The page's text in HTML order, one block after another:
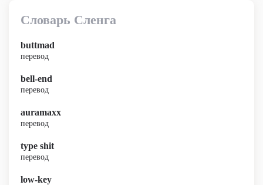
Словарь Сленга
buttmad
перевод
bell-end
перевод
auramaxx
перевод
type shit
перевод
low-key